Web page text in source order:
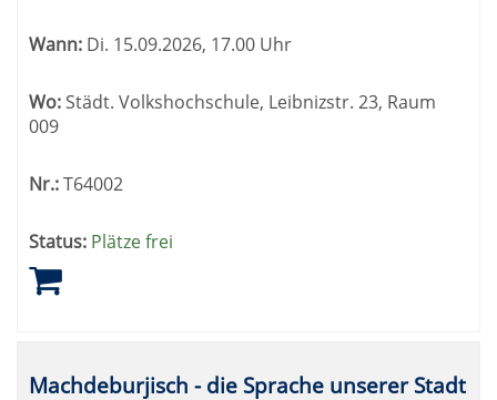
Wann: Di. 15.09.2026, 17.00 Uhr
Wo:Städt. Volkshochschule, Leibnizstr. 23, Raum
009
Nr.:T64002
Status: Plätze frei
Machdeburjisch - die Sprache unserer Stadt